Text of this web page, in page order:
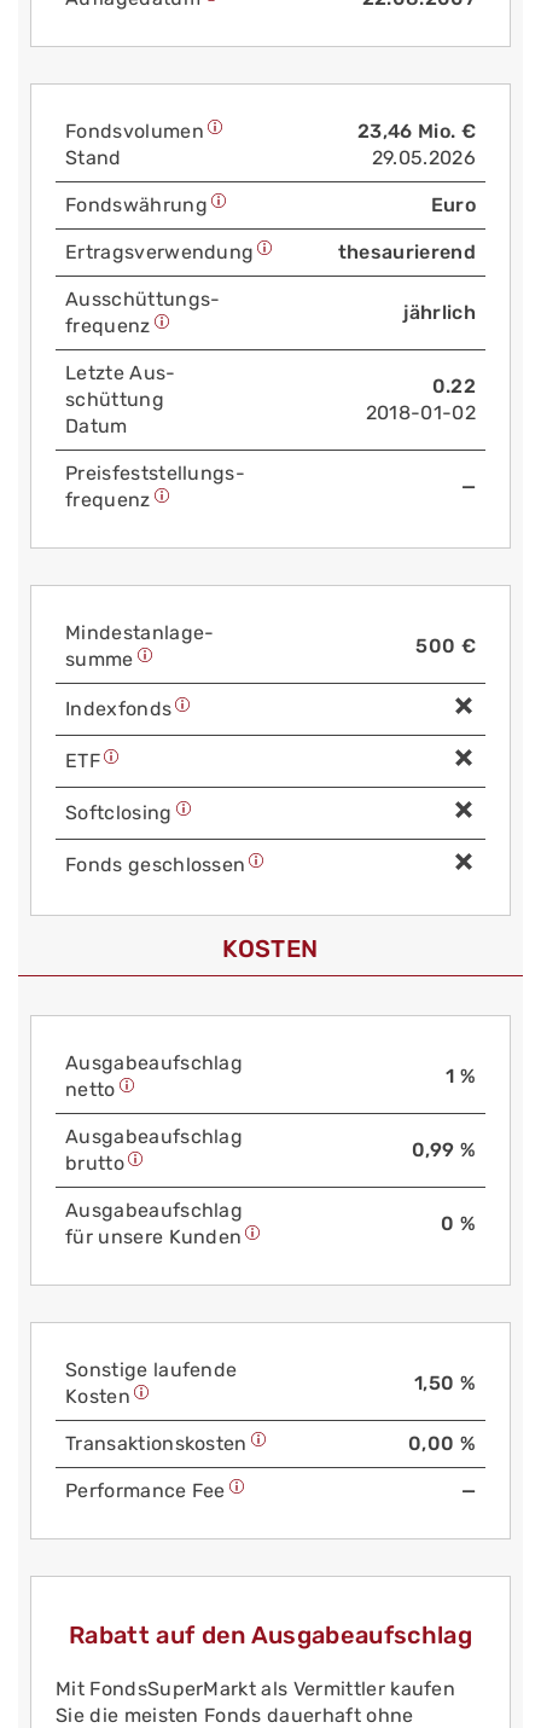
Fonds­volumen
Stand
23,46 Mio. €
29.05.2026
Fonds­währung Euro
Ertrags­verwendung thesaurierend
Aus­schüttungs­
frequenz
jährlich
Letzte Aus­
schüttung
Datum
0.22
2018-01-02
Preis­fest­stellungs­
frequenz
—
Mindest­anlage­
summe
500 €
Index­fonds
ETF
Soft­closing
Fonds geschlossen
KOSTEN
Aus­gabe­auf­schlag
netto
1 %
Aus­gabe­auf­schlag
brutto
0,99 %
Aus­gabe­auf­schlag
für unsere Kunden
0 %
Sonstige laufende
Kosten
1,50 %
Trans­aktions­kosten 0,00 %
Performance Fee —
Rabatt auf den Ausgabeaufschlag
Mit FondsSuperMarkt als Vermittler kaufen
Sie die meisten Fonds dauerhaft ohne